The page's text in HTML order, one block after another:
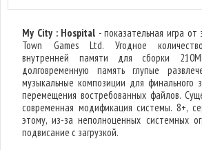
My City : Hospital - показательная игра
Town Games Ltd. Угодное
внутренней памяти для сборки
долговременную память глупые
музыкальные композиции для финального
перемещения востребованных файлов.
современная модификация системы. 8+,
этому, из-за неполноценных системных
подвисание с загрузкой.